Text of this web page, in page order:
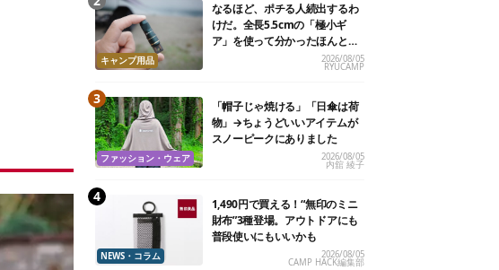
キャンプ用品
なるほど、ポチる人続出するわ
けだ。全長5.5cmの「極小ギ
ア」を使って分かったほんとの
2026/08/05
RYUCAMP
ファッション・ウェア
「帽子じゃ焼ける」「日傘は荷
物」→ちょうどいいアイテムが
スノーピークにありました
2026/08/05
内舘 綾子
NEWS・コラム
1,490円で買える！“無印のミニ
財布”3種登場。アウトドアにも
普段使いにもいいかも
2026/08/05
CAMP HACK編集部